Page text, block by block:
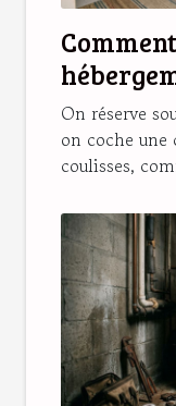
On réserve
on coche une
coulisses,